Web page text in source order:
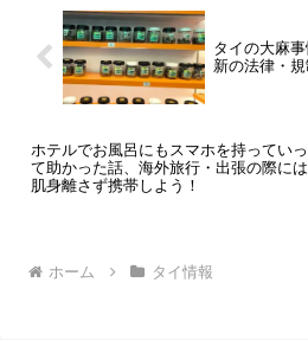
タイの大麻
新の法律・
ホテルでお風呂にもスマホを持っていっ
て助かった話、海外旅行・出張の際には
肌身離さず携帯しよう！
ホーム タイ情報